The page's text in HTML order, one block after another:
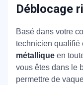
Déblocage
Basé dans votre
technicien qualifié
métallique en
vous êtes dans le
permettre de